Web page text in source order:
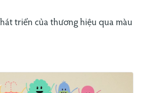
triển của thương hiệu qua màu